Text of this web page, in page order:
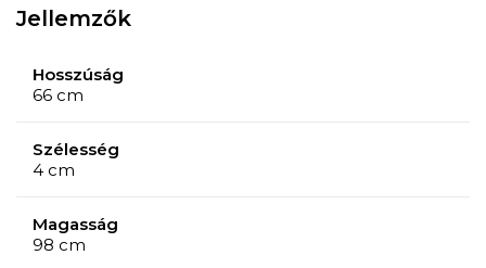
Jellemzők
Hosszúság
66 cm
Szélesség
4 cm
Magasság
98 cm